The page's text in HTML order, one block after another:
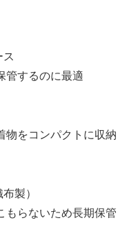
ス
するのに最適
をコンパクトに収納
製）
らないため長期保管